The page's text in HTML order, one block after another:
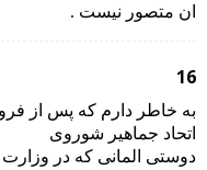
ان متصور نیست .
16
به خاطر دارم که پس از
اتحاد جماهیر شوروی
دوستی المانی که در وزارت